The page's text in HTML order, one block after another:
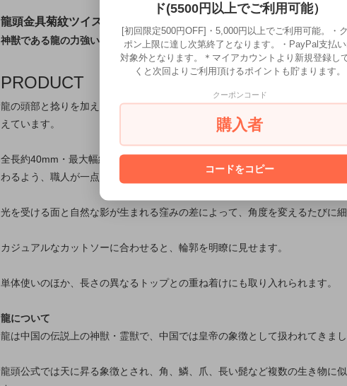
龍頭金具菊紋ツイストトップ
神獣である龍の力強い輪郭を、銀の立体造形へ落とし込んだペンダント
PRODUCT
龍の頭部と捻りを加えた銀の線と菊の意匠を一体に構成し、龍の力強い動き
えています。
全長約40mm・最大幅約16mmの比率を生かし、細部を詰め込みながらもモ
わるよう、職人が一点ずつ面と輪郭を整えています。
光を受ける面と自然な影が生まれる窪みの差によって、角度を変えるたびに細
カジュアルなカットソーに合わせると、輪郭を明瞭に見せます。
単体使いのほか、長さの異なるトップとの重ね着けにも取り入れられます。
龍について
龍は中国の伝説上の神獣・霊獣で、中国では皇帝の象徴として扱われてきまし
龍頭公式では天に昇る象徴とされ、角、鱗、爪、長い髭など複数の生き物に
ド(5500円以上でご利用可能）
[初回限定500円OFF]・5,000円以上でご利用可能。・
ポン上限に達し次第終了となります。・PayPal支払
対象外となります。＊マイアカウントより新規登録し
くと次回よりご利用頂けるポイントも貯まります。
クーポンコード
購入者
コードをコピー